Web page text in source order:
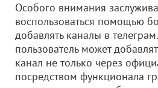
Особого внимания
воспользоваться помощью
добавлять каналы в
пользователь может
канал не только через
посредством функционала